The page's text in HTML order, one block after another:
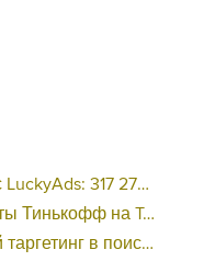
за 10 дней - «Надо знать»
Tether ERC20 (USDT)?
Google Ads - «Заработок»